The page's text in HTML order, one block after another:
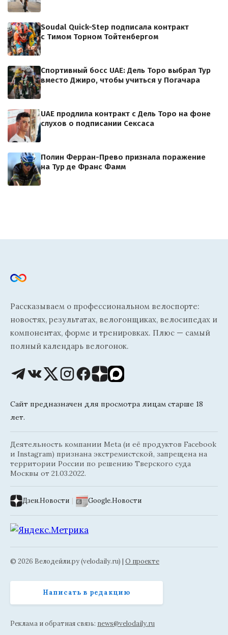
Soudal Quick-Step подписала контракт
с Тимом Торном Тойтенбергом
Спортивный босс UAE: Дель Торо выбрал Тур
вместо Джиро, чтобы учиться у Погачара
UAE продлила контракт с Дель Торо на фоне
слухов о подписании Сексаса
Полин Ферран-Прево признала поражение
на Тур де Франс Фамм
Рассказываем о профессиональном велоспорте:
новостях, результатах, велогонщиках, велосипедах и
компонентах, форме и тренировках. Плюс — самый
полный календарь велогонок.
Сайт предназначен для просмотра лицам старше 18
лет.
Деятельность компании Meta (и её продуктов Facebook
и Instagram) признана экстремистской, запрещена на
территории России по решению Тверского суда
Москвы от 21.03.2022.
Дзен.Новости | Google.Новости
© 2026 Велодейли.ру (velodaily.ru) | О проекте
Написать в редакцию
Реклама и обратная связь: news@velodaily.ru